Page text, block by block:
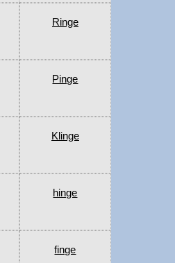
Ringe
Pinge
Klinge
hinge
finge